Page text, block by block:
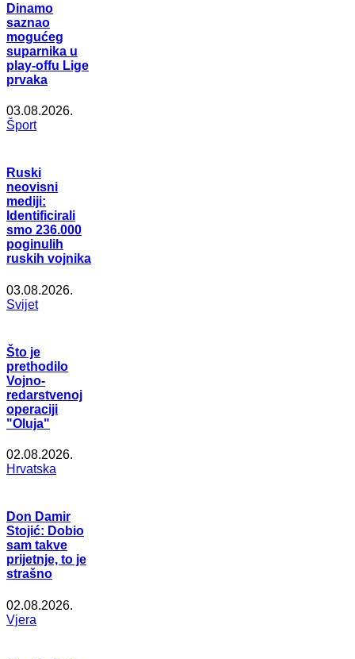
Dinamo
saznao
mogućeg
suparnika u
play-offu Lige
prvaka
03.08.2026.
Šport
Ruski
neovisni
mediji:
Identificirali
smo 236.000
poginulih
ruskih vojnika
03.08.2026.
Svijet
Što je
prethodilo
Vojno-
redarstvenoj
operaciji
"Oluja"
02.08.2026.
Hrvatska
Don Damir
Stojić: Dobio
sam takve
prijetnje, to je
strašno
02.08.2026.
Vjera